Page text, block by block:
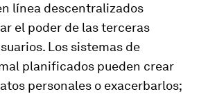
línea descentralizados
el poder de las terceras
Los sistemas de
planificados pueden crear
personales o exacerbarlos;